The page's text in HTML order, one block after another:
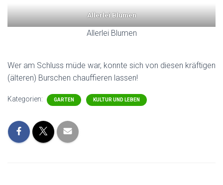
Allerlei Blumen
Allerlei Blumen
Wer am Schluss müde war, konnte sich von diesen kräftigen
(älteren) Burschen chauffieren lassen!
Kategorien: GARTEN KULTUR UND LEBEN